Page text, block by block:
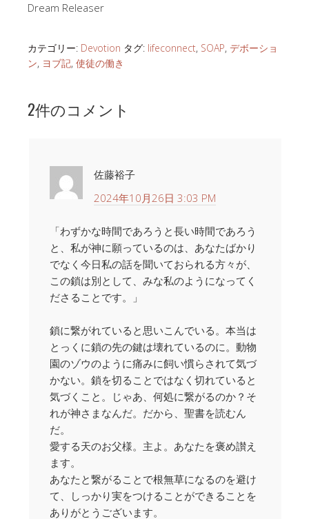
Dream Releaser
カテゴリー: Devotion タグ: lifeconnect, SOAP, デボーショ
ン, ヨブ記, 使徒の働き
2件のコメント
佐藤裕子
2024年10月26日 3:03 PM
「わずかな時間であろうと長い時間であろう
と、私が神に願っているのは、あなたばかり
でなく今日私の話を聞いておられる方々が、
この鎖は別として、みな私のようになってく
ださることです。」
鎖に繋がれていると思いこんでいる。本当は
とっくに鎖の先の鍵は壊れているのに。動物
園のゾウのように痛みに飼い慣らされて気づ
かない。鎖を切ることではなく切れていると
気づくこと。じゃあ、何処に繋がるのか？そ
れが神さまなんだ。だから、聖書を読むん
だ。
愛する天のお父様。主よ。あなたを褒め讃え
ます。
あなたと繋がることで根無草になるのを避け
て、しっかり実をつけることができることを
ありがとうございます。